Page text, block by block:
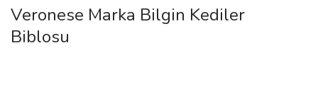
Veronese Marka Bilgin Kediler
Biblosu